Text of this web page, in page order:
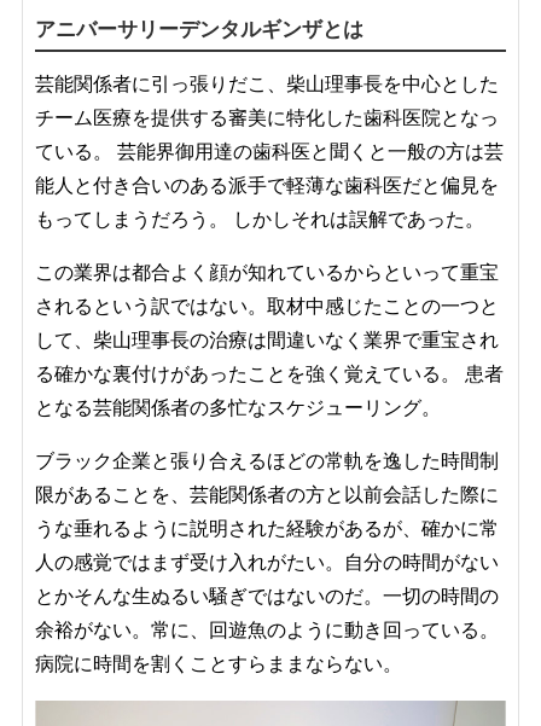
アニバーサリーデンタルギンザとは
芸能関係者に引っ張りだこ、柴山理事長を中心とした
チーム医療を提供する審美に特化した歯科医院となっ
ている。 芸能界御用達の歯科医と聞くと一般の方は芸
能人と付き合いのある派手で軽薄な歯科医だと偏見を
もってしまうだろう。 しかしそれは誤解であった。
この業界は都合よく顔が知れているからといって重宝
されるという訳ではない。取材中感じたことの一つと
して、柴山理事長の治療は間違いなく業界で重宝され
る確かな裏付けがあったことを強く覚えている。 患者
となる芸能関係者の多忙なスケジューリング。
ブラック企業と張り合えるほどの常軌を逸した時間制
限があることを、芸能関係者の方と以前会話した際に
うな垂れるように説明された経験があるが、確かに常
人の感覚ではまず受け入れがたい。自分の時間がない
とかそんな生ぬるい騒ぎではないのだ。一切の時間の
余裕がない。常に、回遊魚のように動き回っている。
病院に時間を割くことすらままならない。